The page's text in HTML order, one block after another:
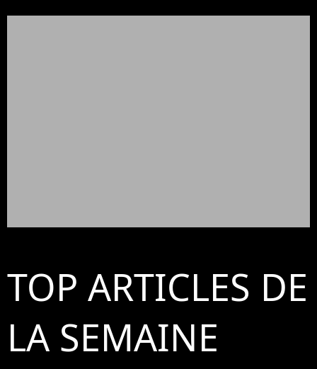
TOP ARTICLES DE
LA SEMAINE